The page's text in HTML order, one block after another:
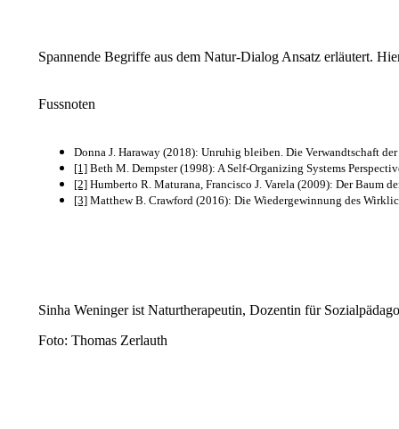
Spannende Begriffe aus dem Natur-Dialog Ansatz erläutert.
Fussnoten
Donna J. Haraway (2018): Unruhig bleiben. Die Verwandtschaft
[1] Beth M. Dempster (1998): A Self-Organizing Systems
[2] Humberto R. Maturana, Francisco J. Varela (2009): Der Baum
[3] Matthew B. Crawford (2016): Die Wiedergewinnung des
Sinha Weninger ist Naturtherapeutin, Dozentin für
Foto: Thomas Zerlauth